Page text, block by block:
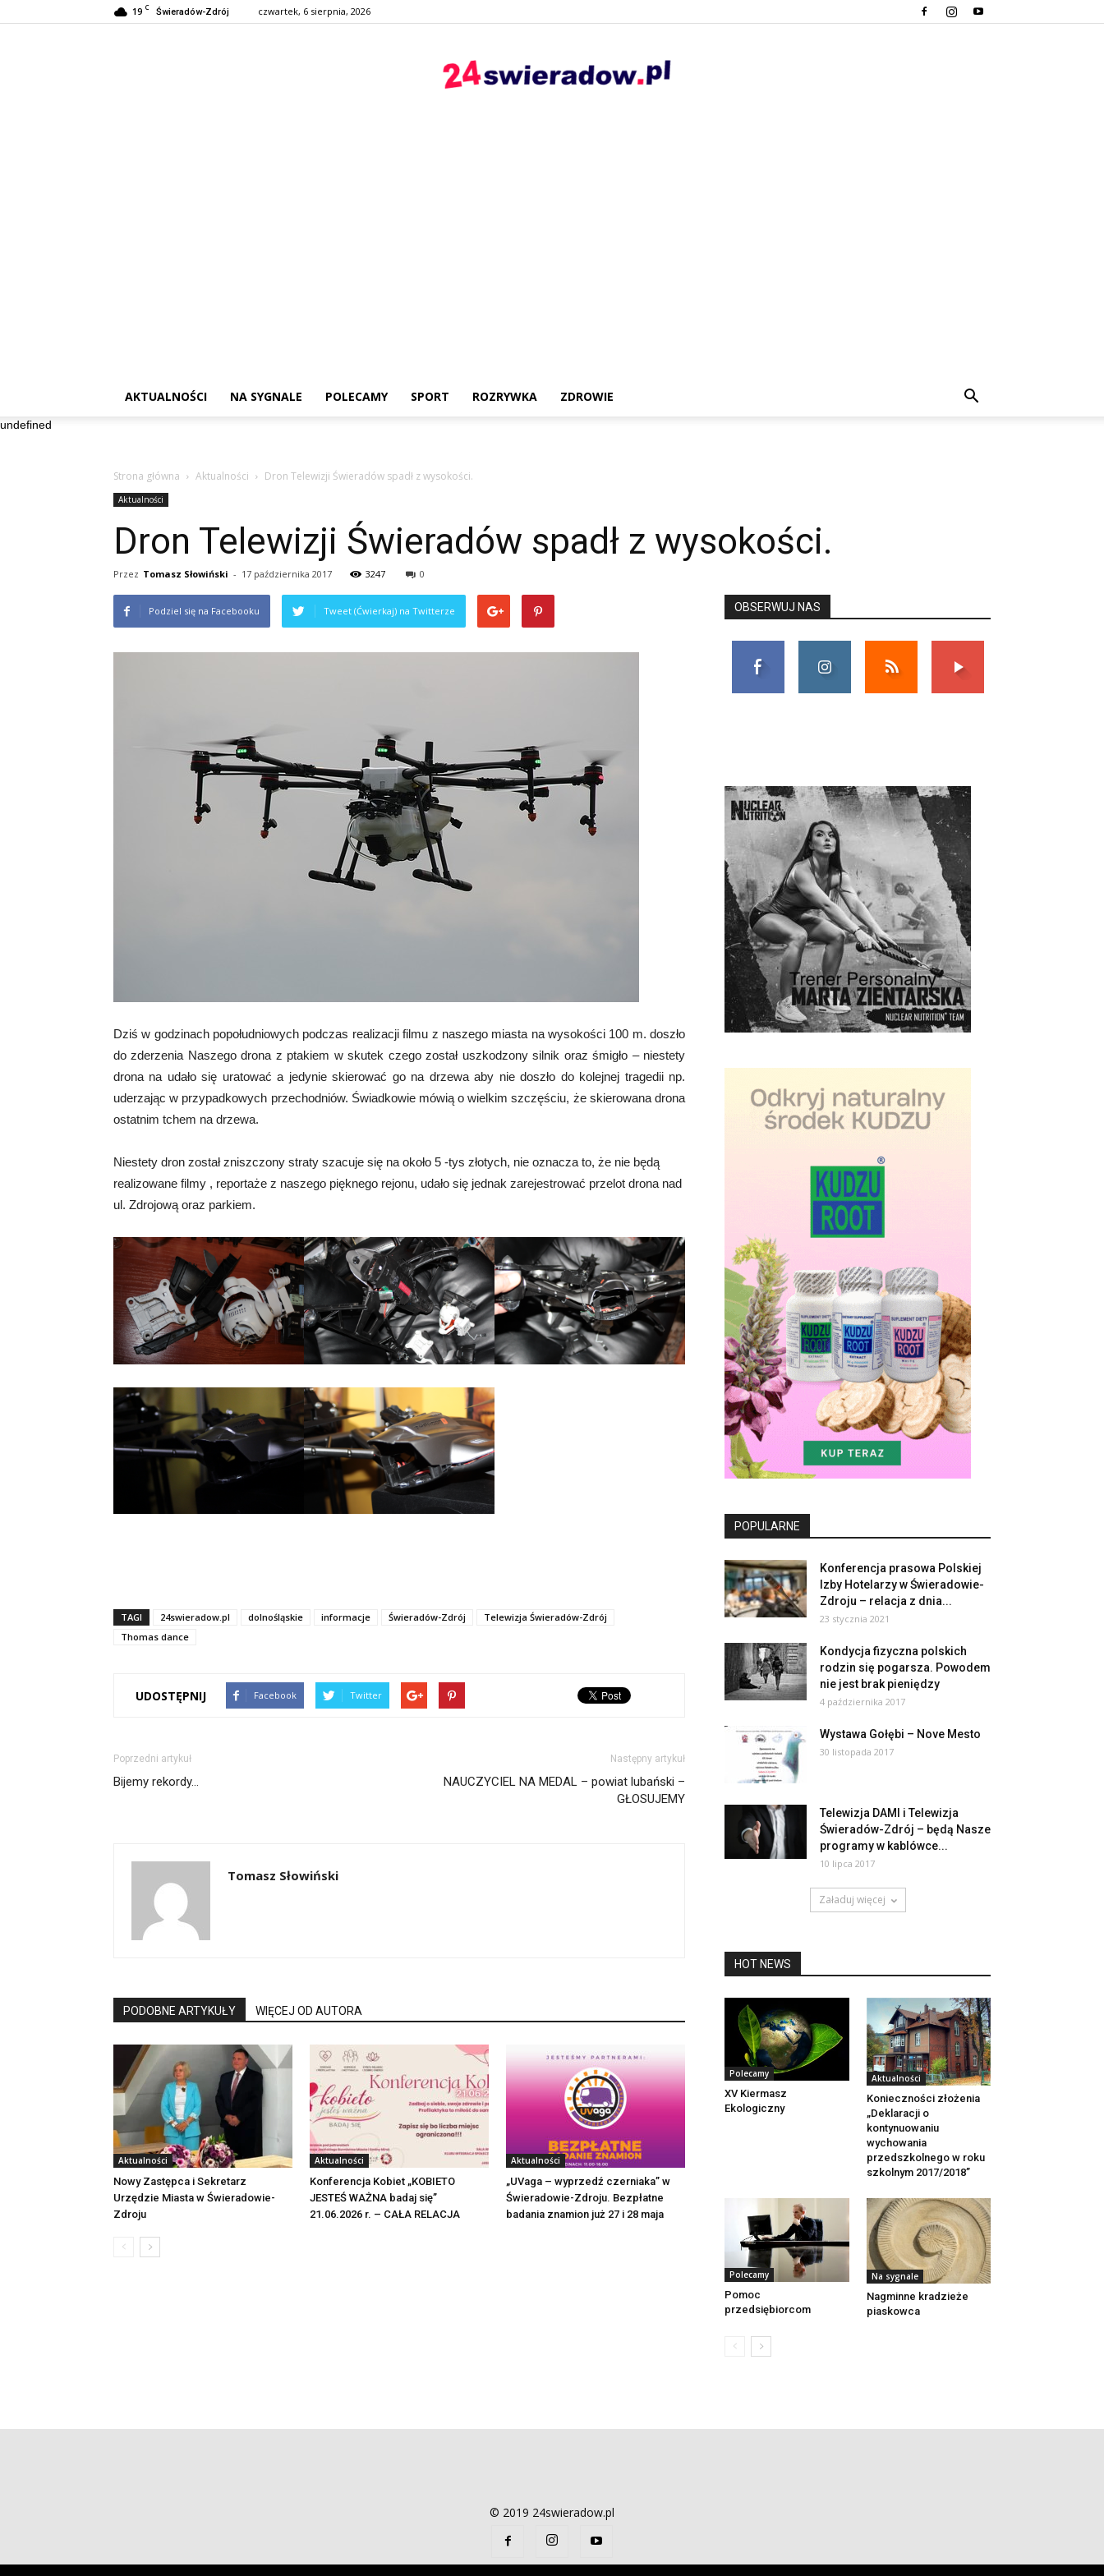
19 C Świeradów-Zdrój czwartek, 6 sierpnia, 2026
AKTUALNOŚCI NA SYGNALE POLECAMY SPORT ROZRYWKA ZDROWIE
undefined
Strona główna Aktualności Dron Telewizji Świeradów spadł z wysokości.
Aktualności
Dron Telewizji Świeradów spadł z wysokości.
Przez Tomasz Słowiński - 17 października 2017 3247 0
Podziel się na Facebooku Tweet (Ćwierkaj) na Twitterze
Dziś w godzinach popołudniowych podczas realizacji filmu z naszego miasta na wysokości 100 m. doszło
do zderzenia Naszego drona z ptakiem w skutek czego został uszkodzony silnik oraz śmigło – niestety
drona na udało się uratować a jedynie skierować go na drzewa aby nie doszło do kolejnej tragedii np.
uderzając w przypadkowych przechodniów. Świadkowie mówią o wielkim szczęściu, że skierowana drona
ostatnim tchem na drzewa.
Niestety dron został zniszczony straty szacuje się na około 5 -tys złotych, nie oznacza to, że nie będą
realizowane filmy , reportaże z naszego pięknego rejonu, udało się jednak zarejestrować przelot drona nad
ul. Zdrojową oraz parkiem.
TAGI 24swieradow.pl dolnośląskie informacje Świeradów-Zdrój
Telewizja Świeradów-Zdrój
Thomas dance
UDOSTĘPNIJ Facebook Twitter
Poprzedni artykuł
Bijemy rekordy…
Następny artykuł
NAUCZYCIEL NA MEDAL – powiat lubański –
GŁOSUJEMY
Tomasz Słowiński
PODOBNE ARTYKUŁY WIĘCEJ OD AUTORA
Aktualności
Nowy Zastępca i Sekretarz
Urzędzie Miasta w Świeradowie-
Zdroju
Aktualności
Konferencja Kobiet „KOBIETO
JESTEŚ WAŻNA badaj się”
21.06.2026 r. – CAŁA RELACJA
Aktualności
„UVaga – wyprzedź czerniaka” w
Świeradowie-Zdroju. Bezpłatne
badania znamion już 27 i 28 maja
OBSERWUJ NAS
POPULARNE
Konferencja prasowa Polskiej
Izby Hotelarzy w Świeradowie-
Zdroju – relacja z dnia...
23 stycznia 2021
Kondycja fizyczna polskich
rodzin się pogarsza. Powodem
nie jest brak pieniędzy
4 października 2017
Wystawa Gołębi – Nove Mesto
30 listopada 2017
Telewizja DAMI i Telewizja
Świeradów-Zdrój – będą Nasze
programy w kablówce...
10 lipca 2017
Załaduj więcej
HOT NEWS
Polecamy
XV Kiermasz
Ekologiczny
Aktualności
Konieczności złożenia
„Deklaracji o
kontynuowaniu
wychowania
przedszkolnego w roku
szkolnym 2017/2018”
Polecamy
Pomoc
przedsiębiorcom
Na sygnale
Nagminne kradzieże
piaskowca
© 2019 24swieradow.pl